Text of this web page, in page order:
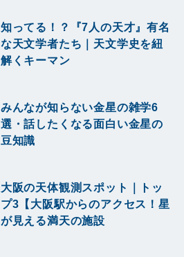
知ってる！？『7人の天才』有名
な天文学者たち｜天文学史を紐
解くキーマン
みんなが知らない金星の雑学6
選・話したくなる面白い金星の
豆知識
大阪の天体観測スポット｜トッ
プ3【大阪駅からのアクセス！星
が見える満天の施設